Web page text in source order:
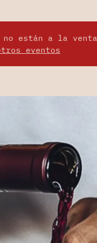
no están a la venta
eventos